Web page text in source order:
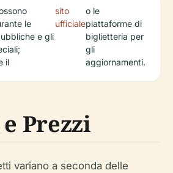
le
e gli
il
sito
ufficiale
o le
piattaforme di
biglietteria per
gli
aggiornamenti.
Prezzi
variano a seconda delle